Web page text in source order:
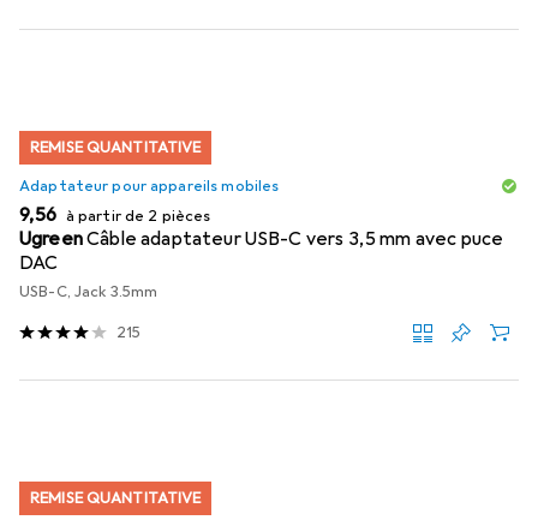
REMISE QUANTITATIVE
Adaptateur pour appareils mobiles
EUR
9,56 à partir de 2 pièces
UgreenCâble adaptateur USB-C vers 3,5 mm avec puce
DAC
USB-C, Jack 3.5mm
215
REMISE QUANTITATIVE